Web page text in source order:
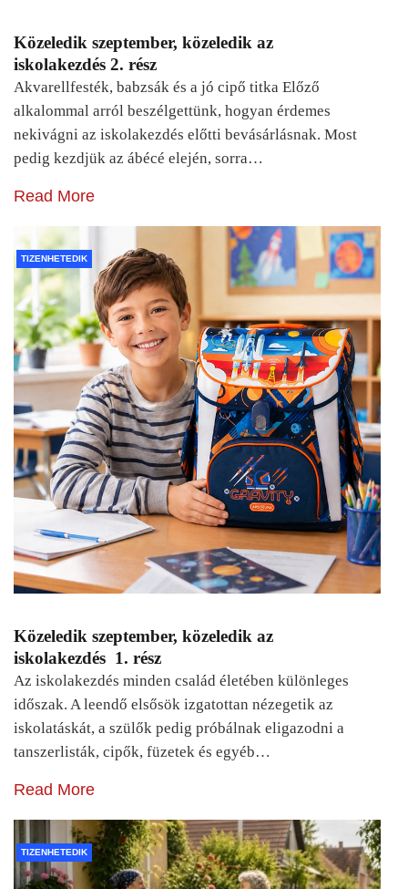
Közeledik szeptember, közeledik az
iskolakezdés 2. rész
Akvarellfesték, babzsák és a jó cipő titka Előző
alkalommal arról beszélgettünk, hogyan érdemes
nekivágni az iskolakezdés előtti bevásárlásnak. Most
pedig kezdjük az ábécé elején, sorra…
Read More
TIZENHETEDIK
Közeledik szeptember, közeledik az
iskolakezdés 1. rész
Az iskolakezdés minden család életében különleges
időszak. A leendő elsősök izgatottan nézegetik az
iskolatáskát, a szülők pedig próbálnak eligazodni a
tanszerlisták, cipők, füzetek és egyéb…
Read More
TIZENHETEDIK